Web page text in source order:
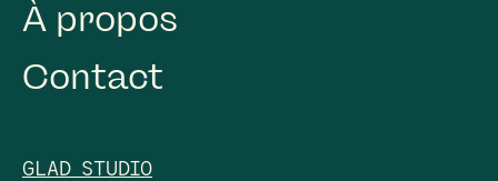
À propos
Contact
GLAD STUDIO